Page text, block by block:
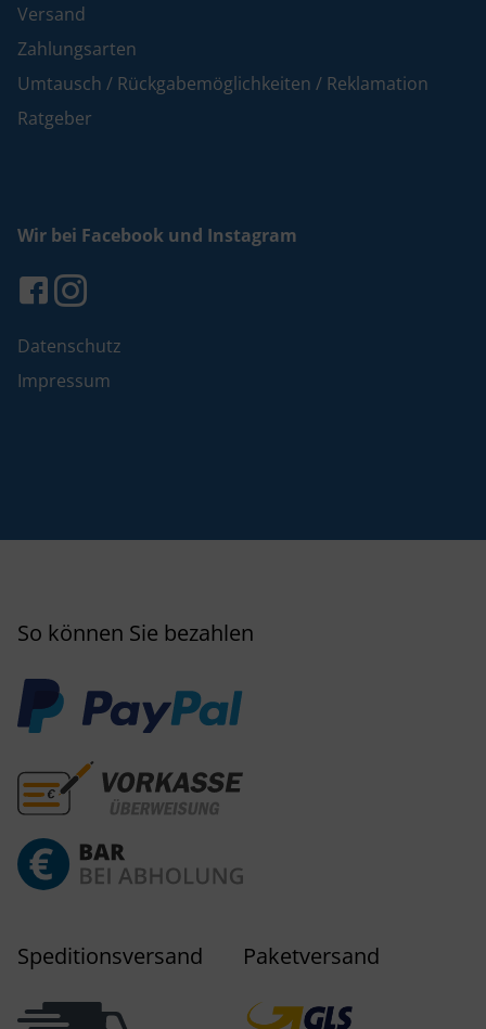
Versand
Zahlungsarten
Umtausch / Rückgabemöglichkeiten / Reklamation
Ratgeber
Wir bei Facebook und Instagram
Datenschutz
Impressum
So können Sie bezahlen
Speditionsversand Paketversand